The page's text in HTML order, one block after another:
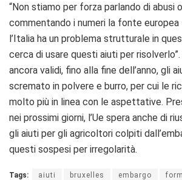
“Non stiamo per forza parlando di abusi
commentando i numeri la fonte europea
l’Italia ha un problema strutturale in
cerca di usare questi aiuti per
ancora validi, fino alla fine dell’anno, gli
scremato in polvere e burro, per cui le
molto più in linea con le aspettative.
nei prossimi giorni, l’Ue spera anche di
gli aiuti per gli agricoltori colpiti
questi sospesi per irregolarità.
Tags: aiuti bruxelles embargo